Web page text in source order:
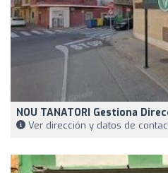
NOU TANATORI Gestiona
Ver dirección y datos de